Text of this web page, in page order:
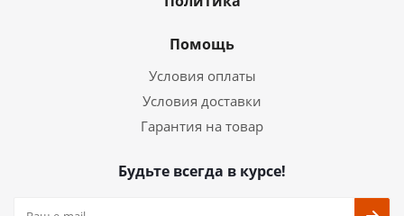
Помощь
Условия оплаты
Условия доставки
Гарантия на товар
Будьте всегда в курсе!